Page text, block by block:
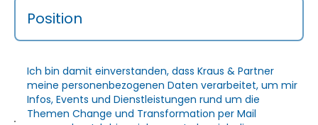
Position
Ich bin damit einverstanden, dass Kraus & Partner
meine personenbezogenen Daten verarbeitet, um mir
Infos, Events und Dienstleistungen rund um die
Themen Change und Transformation per Mail